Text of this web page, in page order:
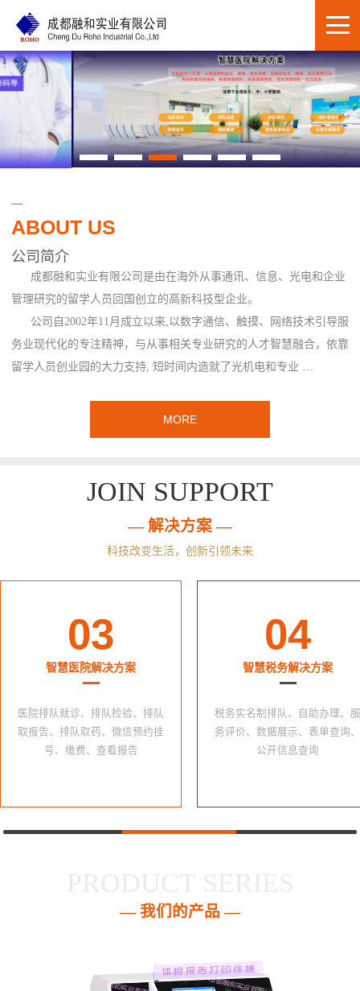
ABOUT US
公司简介
成都融和实业有限公司是由在海外从事通讯、信息、光电和企业
管理研究的留学人员回国创立的高新科技型企业。
公司自2002年11月成立以来,以数字通信、触摸、网络技术引导服
务业现代化的专注精神，与从事相关专业研究的人才智慧融合，依靠
留学人员创业园的大力支持, 短时间内造就了光机电和专业 …
MORE
JOIN SUPPORT
— 解决方案 —
科技改变生活，创新引领未来
03
智慧医院解决方案
医院排队就诊、排队检验、排队
取报告、排队取药、微信预约挂
号、缴费、查看报告
04
智慧税务解决方案
税务实名制排队、自助办理、服
务评价、数据展示、表单查询、
公开信息查询
— 我们的产品 —